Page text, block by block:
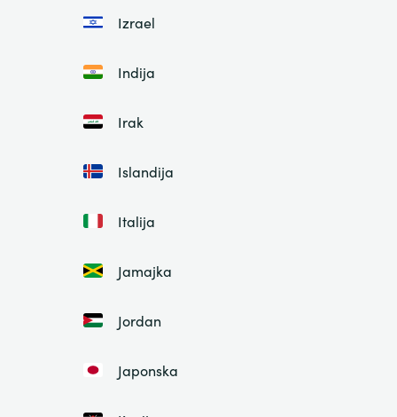
Izrael
Indija
Irak
Islandija
Italija
Jamajka
Jordan
Japonska